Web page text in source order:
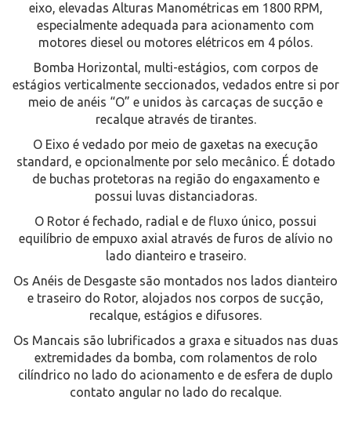
eixo, elevadas Alturas Manométricas em 1800 RPM,
especialmente adequada para acionamento com
motores diesel ou motores elétricos em 4 pólos.
Bomba Horizontal, multi-estágios, com corpos de
estágios verticalmente seccionados, vedados entre si por
meio de anéis “O” e unidos às carcaças de sucção e
recalque através de tirantes.
O Eixo é vedado por meio de gaxetas na execução
standard, e opcionalmente por selo mecânico. É dotado
de buchas protetoras na região do engaxamento e
possui luvas distanciadoras.
O Rotor é fechado, radial e de fluxo único, possui
equilíbrio de empuxo axial através de furos de alívio no
lado dianteiro e traseiro.
Os Anéis de Desgaste são montados nos lados dianteiro
e traseiro do Rotor, alojados nos corpos de sucção,
recalque, estágios e difusores.
Os Mancais são lubrificados a graxa e situados nas duas
extremidades da bomba, com rolamentos de rolo
cilíndrico no lado do acionamento e de esfera de duplo
contato angular no lado do recalque.